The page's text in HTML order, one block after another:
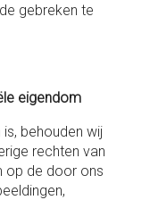
gebreken te
eigendom
behouden wij
rechten van
op de door ons